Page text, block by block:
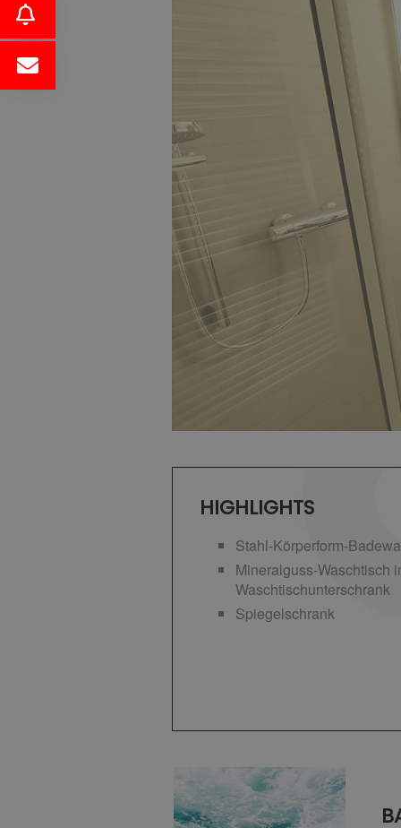
HIGHLIGHTS
Stahl-Körperform-
Mineralguss-Waschtisch
Waschtischunterschrank
Spiegelschrank